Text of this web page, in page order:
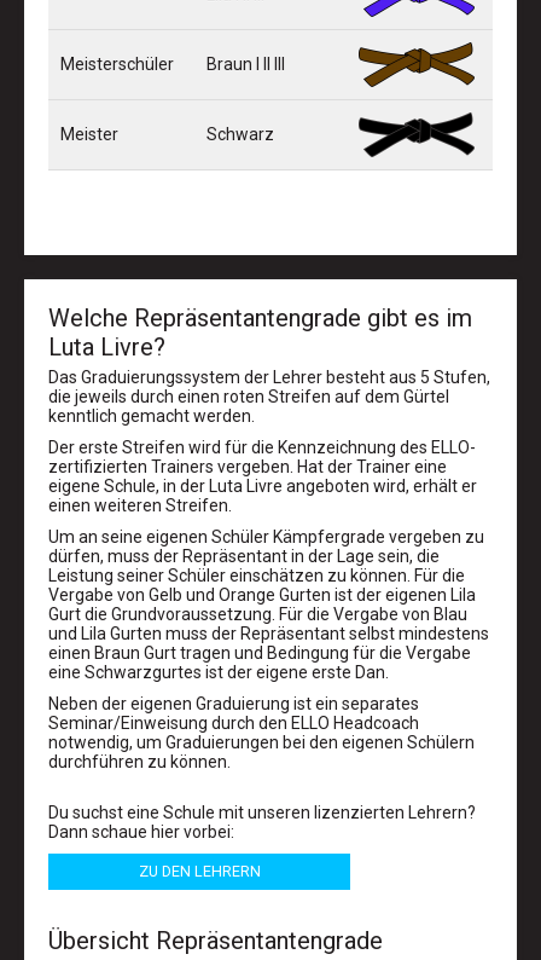
Meisterschüler Braun I II III
Meister Schwarz
Welche Repräsentantengrade gibt es im
Luta Livre?
Das Graduierungssystem der Lehrer besteht aus 5 Stufen,
die jeweils durch einen roten Streifen auf dem Gürtel
kenntlich gemacht werden.
Der erste Streifen wird für die Kennzeichnung des ELLO-
zertifizierten Trainers vergeben. Hat der Trainer eine
eigene Schule, in der Luta Livre angeboten wird, erhält er
einen weiteren Streifen.
Um an seine eigenen Schüler Kämpfergrade vergeben zu
dürfen, muss der Repräsentant in der Lage sein, die
Leistung seiner Schüler einschätzen zu können. Für die
Vergabe von Gelb und Orange Gurten ist der eigenen Lila
Gurt die Grundvoraussetzung. Für die Vergabe von Blau
und Lila Gurten muss der Repräsentant selbst mindestens
einen Braun Gurt tragen und Bedingung für die Vergabe
eine Schwarzgurtes ist der eigene erste Dan.
Neben der eigenen Graduierung ist ein separates
Seminar/Einweisung durch den ELLO Headcoach
notwendig, um Graduierungen bei den eigenen Schülern
durchführen zu können.
Du suchst eine Schule mit unseren lizenzierten Lehrern?
Dann schaue hier vorbei:
ZU DEN LEHRERN
Übersicht Repräsentantengrade